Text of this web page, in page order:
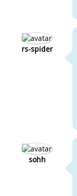
rs-spider
sohh